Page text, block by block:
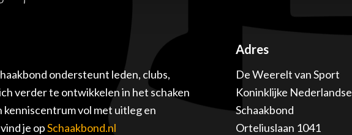
ondersteunt leden, clubs,
verder te ontwikkelen in het schaken
kenniscentrum vol met uitleg en
je opSchaakbond.nl
Adres
De Weerelt van Sport
Koninklijke Nederlandse
Schaakbond
Orteliuslaan 1041